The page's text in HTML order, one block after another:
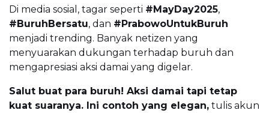
Di media sosial, tagar seperti #MayDay2025,
#BuruhBersatu, dan #PrabowoUntukBuruh
menjadi trending. Banyak netizen yang
menyuarakan dukungan terhadap buruh dan
mengapresiasi aksi damai yang digelar.
Salut buat para buruh! Aksi damai tapi tetap
kuat suaranya. Ini contoh yang elegan, tulis akun